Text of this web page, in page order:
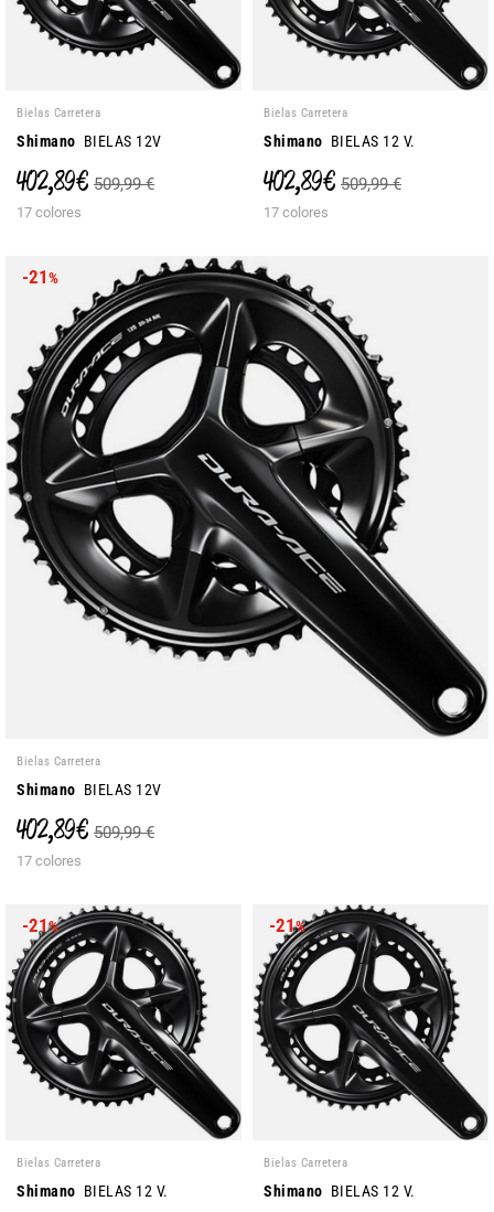
Bielas Carretera
Shimano BIELAS 12V
402,89 € 509,99 €
17 colores
Bielas Carretera
Shimano BIELAS 12 V.
402,89 € 509,99 €
17 colores
-21%
Bielas Carretera
Shimano BIELAS 12V
402,89 € 509,99 €
17 colores
-21%
Bielas Carretera
Shimano BIELAS 12 V.
-21%
Bielas Carretera
Shimano BIELAS 12 V.